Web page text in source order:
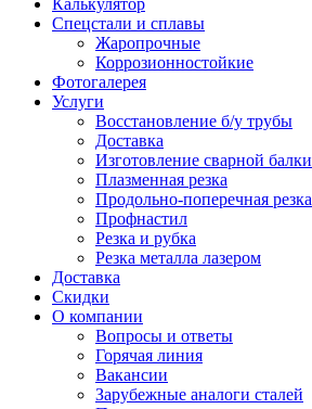
Калькулятор
Спецстали и сплавы
Жаропрочные
Коррозионностойкие
Фотогалерея
Услуги
Восстановление б/у трубы
Доставка
Изготовление сварной балки
Плазменная резка
Продольно-поперечная резка
Профнастил
Резка и рубка
Резка металла лазером
Доставка
Скидки
О компании
Вопросы и ответы
Горячая линия
Вакансии
Зарубежные аналоги сталей